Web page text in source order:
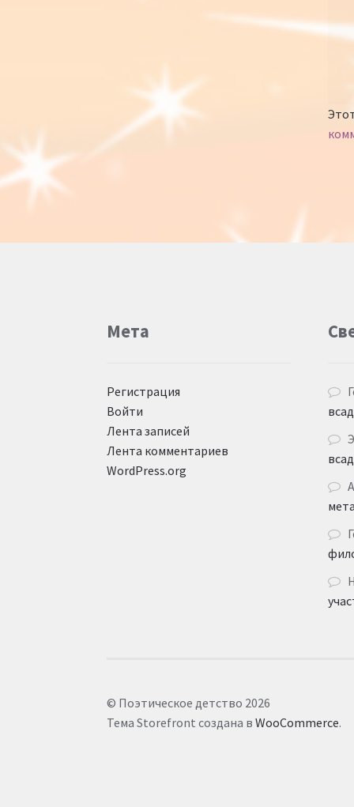
Мета
Регистрация
Войти
Лента записей
Лента комментариев
WordPress.org
© Поэтическое детство 2026
Тема Storefront создана в WooCommerce.